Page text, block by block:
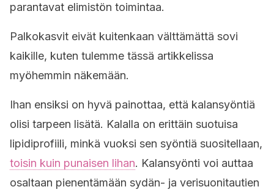
parantavat elimistön toimintaa.
Palkokasvit eivät kuitenkaan välttämättä sovi
kaikille, kuten tulemme tässä artikkelissa
myöhemmin näkemään.
Ihan ensiksi on hyvä painottaa, että kalansyöntiä
olisi tarpeen lisätä. Kalalla on erittäin suotuisa
lipidiprofiili, minkä vuoksi sen syöntiä suositellaan,
toisin kuin punaisen lihan. Kalansyönti voi auttaa
osaltaan pienentämään sydän- ja verisuonitautien